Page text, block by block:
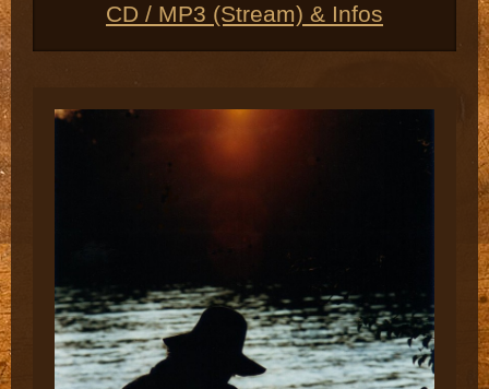
CD / MP3 (Stream) & Infos